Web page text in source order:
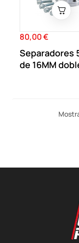
Precio
80,00 €
Separadores
de 16MM